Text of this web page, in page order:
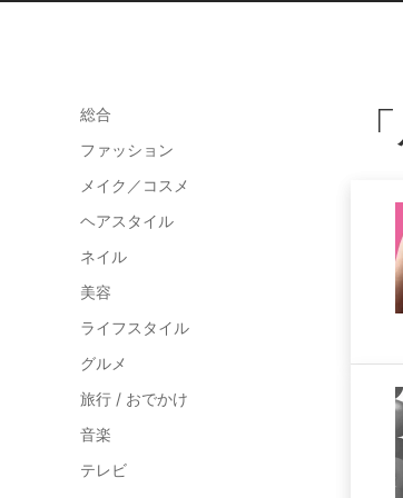
総合
ファッション
メイク／コスメ
ヘアスタイル
ネイル
美容
ライフスタイル
グルメ
旅行 / おでかけ
音楽
テレビ